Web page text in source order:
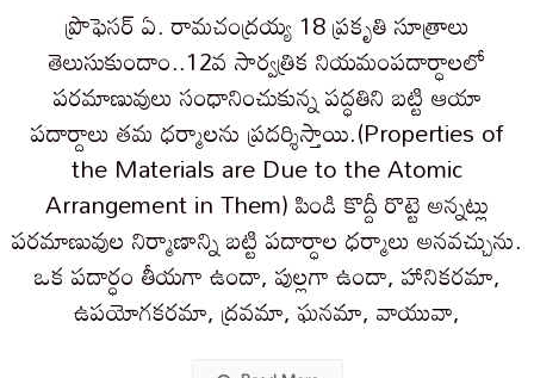
ప్రొఫెసర్ ఏ. రామచంద్రయ్య 18 ప్రకృతి సూత్రాలు
తెలుసుకుందాం..12వ సార్వత్రిక నియమంపదార్ధాలలో
పరమాణువులు సంధానించుకున్న పద్ధతిని బట్టి ఆయా
పదార్దాలు తమ ధర్మాలను ప్రదర్శిస్తాయి.(Properties of
the Materials are Due to the Atomic
Arrangement in Them) పిండి కొద్దీ రొట్టె అన్నట్లు
పరమాణువుల నిర్మాణాన్ని బట్టి పదార్ధాల ధర్మాలు అనవచ్చును.
ఒక పదార్ధం తీయగా ఉందా, పుల్లగా ఉందా, హానికరమా,
ఉపయోగకరమా, ద్రవమా, ఘనమా, వాయువా,